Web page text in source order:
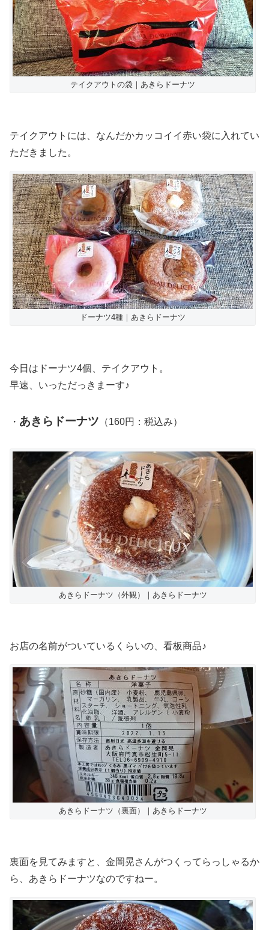
テイクアウトの袋｜あきらドーナツ
テイクアウトには、なんだかカッコイイ赤い袋に入れてい
ただきました。
ドーナツ4種｜あきらドーナツ
今日はドーナツ4個、テイクアウト。
早速、いっただっきまーす♪
・ あきらドーナツ （160円：税込み）
あきらドーナツ（外観）｜あきらドーナツ
お店の名前がついているくらいの、看板商品♪
あきらドーナツ（裏面）｜あきらドーナツ
裏面を見てみますと、金岡晃さんがつくってらっしゃるか
ら、あきらドーナツなのですねー。